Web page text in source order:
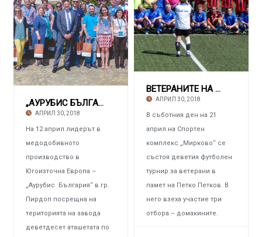
ВЕТЕРАНИТЕ НА МИРКОВО Спечелиха купа „Петко
АПРИЛ 30, 2018
В съботния ден на 21
април на Спортен
комплекс „Мирково“ се
състоя деветия футболен
турнир за ветерани в
памет на Петко Петков. В
него взеха участие три
отбора – домакините.
„АУРУБИС БЪЛГАРИЯ“ Показа екопроекти пред де
АПРИЛ 30, 2018
На 12 април лидерът в
медодобивното
производство в
Югоизточна Европа –
„Аурубис България“ в гр.
Пирдоп посрещна на
територията на завода
деветдесет аташетата по